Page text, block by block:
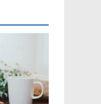
alle religiose
limite della
e